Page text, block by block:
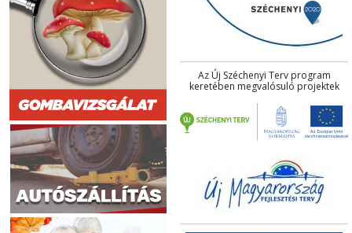
Az Új Széchenyi Terv program
keretében megvalósuló projektek